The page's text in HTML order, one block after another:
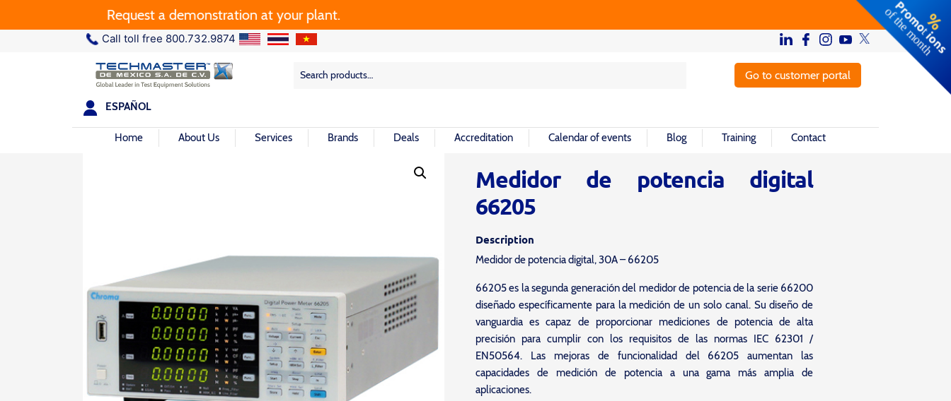
Request a demonstration at your plant.
Call toll free 800.732.9874
Search
Search Go to customer portal
ESPAÑOL
Home About Us Services Brands Deals Accreditation Calendar of events Blog Training Contact
Medidor de potencia digital
66205
Description
Medidor de potencia digital, 30A – 66205
66205 es la segunda generación del medidor de potencia de la serie 66200
diseñado específicamente para la medición de un solo canal. Su diseño de
vanguardia es capaz de proporcionar mediciones de potencia de alta
precisión para cumplir con los requisitos de las normas IEC 62301 /
EN50564. Las mejoras de funcionalidad del 66205 aumentan las
capacidades de medición de potencia a una gama más amplia de
aplicaciones.